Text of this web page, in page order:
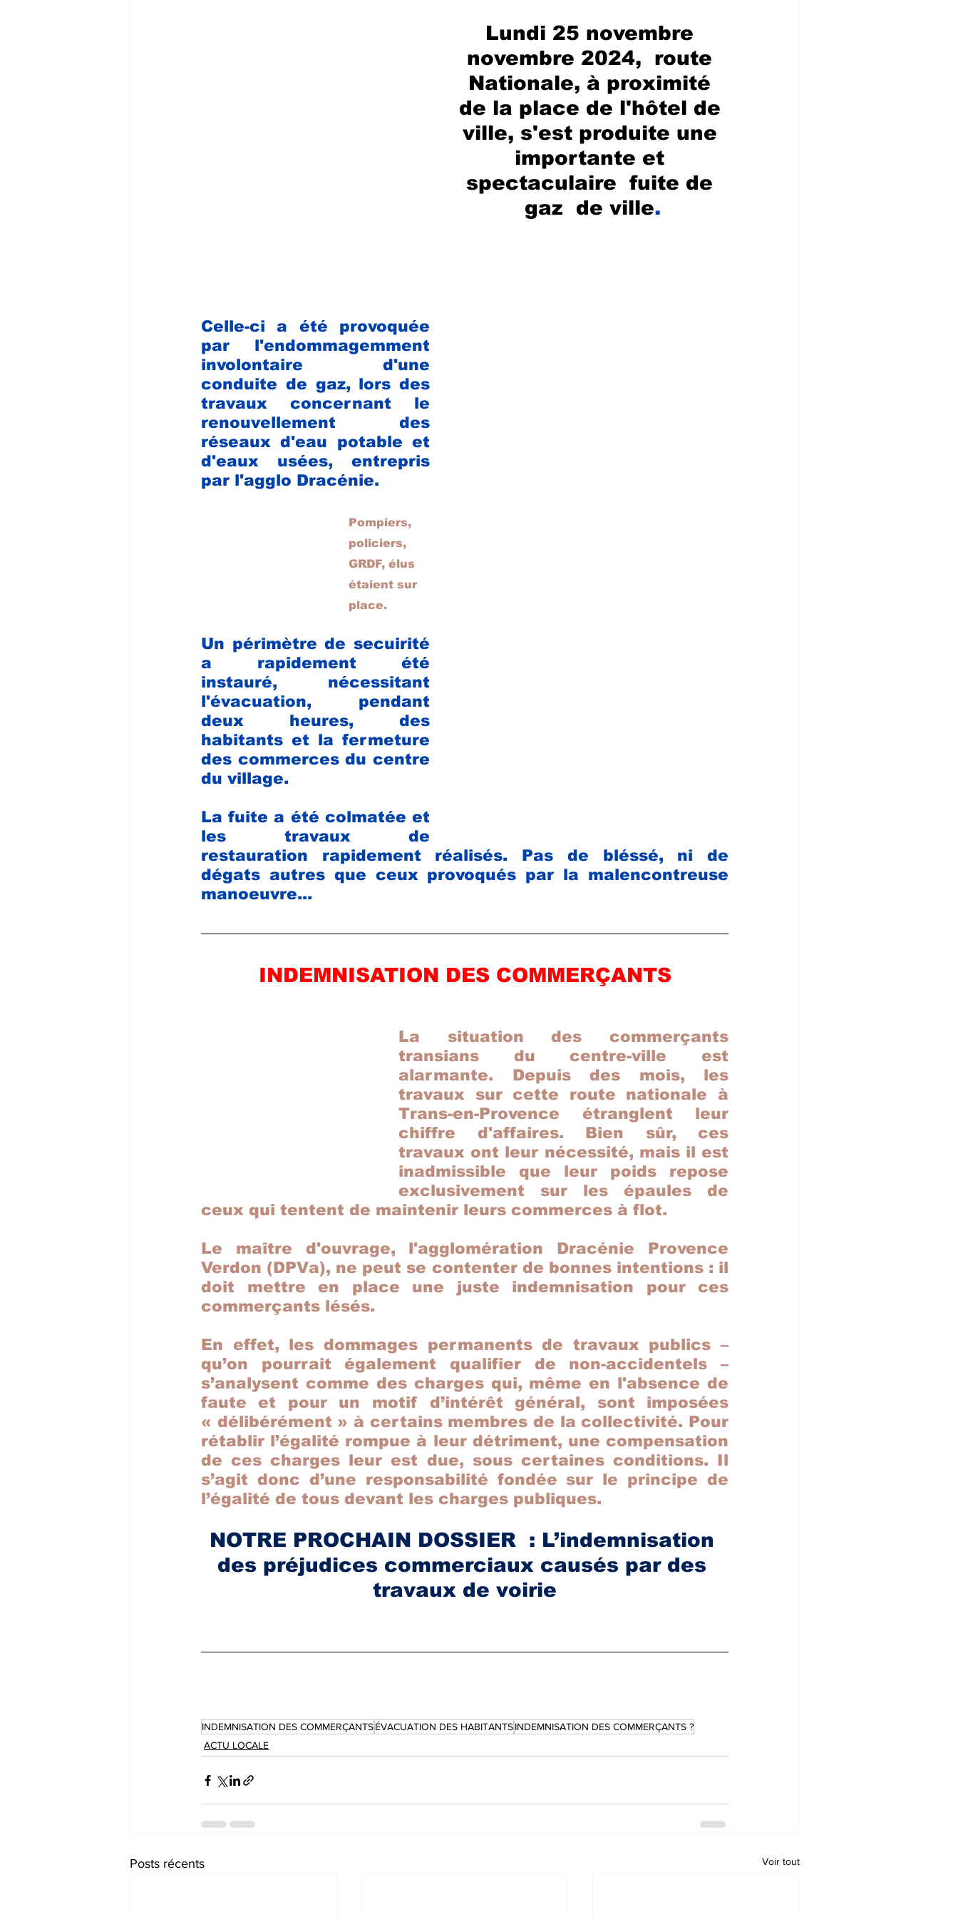
Lundi 25 novembre
novembre 2024,  route
Nationale, à proximité
de la place de l'hôtel de
ville, s'est produite une
importante et
spectaculaire  fuite de
gaz  de ville.
Celle-ci a été provoquée
par l'endommagemment
involontaire d'une
conduite de gaz, lors des
travaux concernant le
renouvellement des
réseaux d'eau potable et
d'eaux usées, entrepris
par l'agglo Dracénie.
Pompiers,
policiers,
GRDF, élus
étaient sur
place.
Un périmètre de secuirité
a rapidement été
instauré, nécessitant
l'évacuation, pendant
deux heures, des
habitants et la fermeture
des commerces du centre
du village.
La fuite a été colmatée et
les travaux de
restauration rapidement réalisés. Pas de bléssé, ni de
dégats autres que ceux provoqués par la malencontreuse
manoeuvre...
INDEMNISATION DES COMMERÇANTS
La situation des commerçants
transians du centre-ville est
alarmante. Depuis des mois, les
travaux sur cette route nationale à
Trans-en-Provence étranglent leur
chiffre d'affaires. Bien sûr, ces
travaux ont leur nécessité, mais il est
inadmissible que leur poids repose
exclusivement sur les épaules de
ceux qui tentent de maintenir leurs commerces à flot.
Le maître d'ouvrage, l'agglomération Dracénie Provence
Verdon (DPVa), ne peut se contenter de bonnes intentions : il
doit mettre en place une juste indemnisation pour ces
commerçants lésés.
En effet, les dommages permanents de travaux publics –
qu’on pourrait également qualifier de non-accidentels –
s’analysent comme des charges qui, même en l'absence de
faute et pour un motif d’intérêt général, sont imposées
« délibérément » à certains membres de la collectivité. Pour
rétablir l’égalité rompue à leur détriment, une compensation
de ces charges leur est due, sous certaines conditions. Il
s’agit donc d’une responsabilité fondée sur le principe de
l’égalité de tous devant les charges publiques.
NOTRE PROCHAIN DOSSIER  : L’indemnisation
des préjudices commerciaux causés par des
travaux de voirie
INDEMNISATION DES COMMERÇANTSÉVACUATION DES HABITANTSINDEMNISATION DES COMMERÇANTS ?
ACTU LOCALE
Posts récents Voir tout